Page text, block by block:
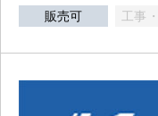
販売可 工事